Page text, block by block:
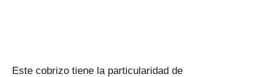
Este cobrizo tiene la particularidad de